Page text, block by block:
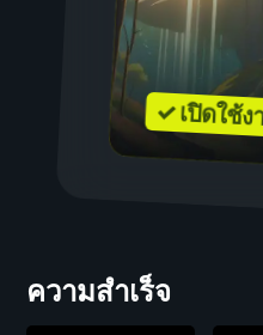
✓ เปิดใช้
ความสำเร็จ